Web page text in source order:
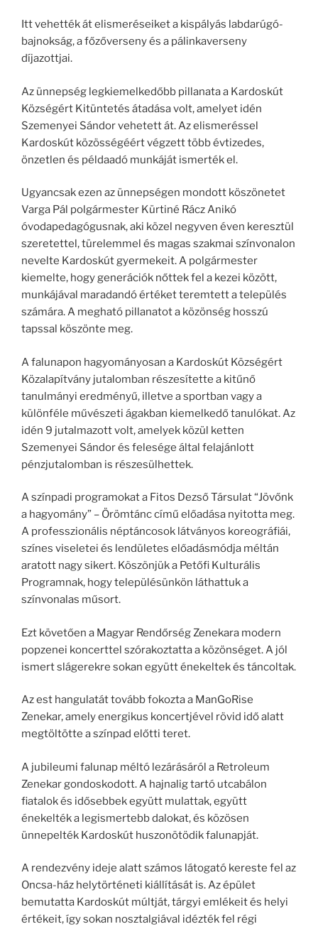
Itt vehették át elismeréseiket a kispályás labdarúgó-
bajnokság, a főzőverseny és a pálinkaverseny
díjazottjai.
Az ünnepség legkiemelkedőbb pillanata a Kardoskút
Községért Kitüntetés átadása volt, amelyet idén
Szemenyei Sándor vehetett át. Az elismeréssel
Kardoskút közösségéért végzett több évtizedes,
önzetlen és példaadó munkáját ismerték el.
Ugyancsak ezen az ünnepségen mondott köszönetet
Varga Pál polgármester Kürtiné Rácz Anikó
óvodapedagógusnak, aki közel negyven éven keresztül
szeretettel, türelemmel és magas szakmai színvonalon
nevelte Kardoskút gyermekeit. A polgármester
kiemelte, hogy generációk nőttek fel a kezei között,
munkájával maradandó értéket teremtett a település
számára. A megható pillanatot a közönség hosszú
tapssal köszönte meg.
A falunapon hagyományosan a Kardoskút Községért
Közalapítvány jutalomban részesítette a kitűnő
tanulmányi eredményű, illetve a sportban vagy a
különféle művészeti ágakban kiemelkedő tanulókat. Az
idén 9 jutalmazott volt, amelyek közül ketten
Szemenyei Sándor és felesége által felajánlott
pénzjutalomban is részesülhettek.
A színpadi programokat a Fitos Dezső Társulat “Jövőnk
a hagyomány” – Örömtánc című előadása nyitotta meg.
A professzionális néptáncosok látványos koreográfiái,
színes viseletei és lendületes előadásmódja méltán
aratott nagy sikert. Köszönjük a Petőfi Kulturális
Programnak, hogy településünkön láthattuk a
színvonalas műsort.
Ezt követően a Magyar Rendőrség Zenekara modern
popzenei koncerttel szórakoztatta a közönséget. A jól
ismert slágerekre sokan együtt énekeltek és táncoltak.
Az est hangulatát tovább fokozta a ManGoRise
Zenekar, amely energikus koncertjével rövid idő alatt
megtöltötte a színpad előtti teret.
A jubileumi falunap méltó lezárásáról a Retroleum
Zenekar gondoskodott. A hajnalig tartó utcabálon
fiatalok és idősebbek együtt mulattak, együtt
énekelték a legismertebb dalokat, és közösen
ünnepelték Kardoskút huszonötödik falunapját.
A rendezvény ideje alatt számos látogató kereste fel az
Oncsa-ház helytörténeti kiállítását is. Az épület
bemutatta Kardoskút múltját, tárgyi emlékeit és helyi
értékeit, így sokan nosztalgiával idézték fel régi